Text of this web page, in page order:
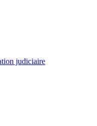
judiciaire